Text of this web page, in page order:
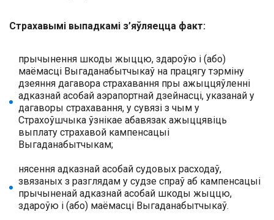
Страхавымі выпадкамі з’яўляецца факт:
прычынення шкоды жыццю, здароўю і (або)
маёмасці Выгаданабытчыкаў на працягу тэрміну
дзеяння дагавора страхавання пры ажыццяўленні
адказнай асобай аэрапортнай дзейнасці, указанай у
дагаворы страхавання, у сувязі з чым у
Страхоўшчыка ўзнікае абавязак ажыццявіць
выплату страхавой кампенсацыі
Выгаданабытчыкам;
нясення адказнай асобай судовых расходаў,
звязаных з разглядам у судзе спраў аб кампенсацыі
прычыненай адказнай асобай шкоды жыццю,
здароўю і (або) маёмасці Выгаданабытчыкаў.